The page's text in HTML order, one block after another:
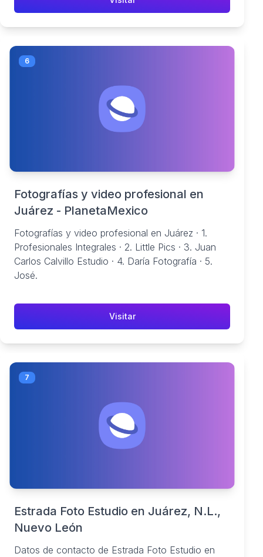
6
Fotografías y video profesional en
Juárez - PlanetaMexico
Fotografías y video profesional en Juárez · 1.
Profesionales Integrales · 2. Little Pics · 3. Juan
Carlos Calvillo Estudio · 4. Daría Fotografía · 5.
José.
Visitar
7
Estrada Foto Estudio en Juárez, N.L.,
Nuevo León
Datos de contacto de Estrada Foto Estudio en